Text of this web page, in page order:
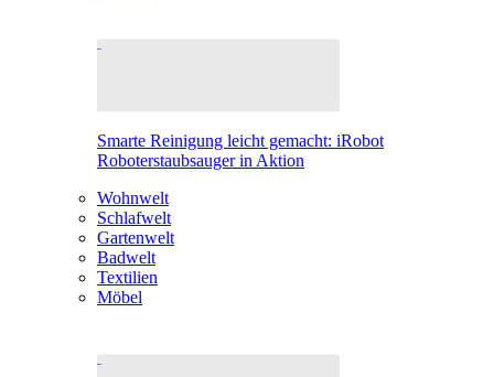
Smarte Reinigung leicht gemacht: iRobot
Roboterstaubsauger in Aktion
Wohnwelt
Schlafwelt
Gartenwelt
Badwelt
Textilien
Möbel